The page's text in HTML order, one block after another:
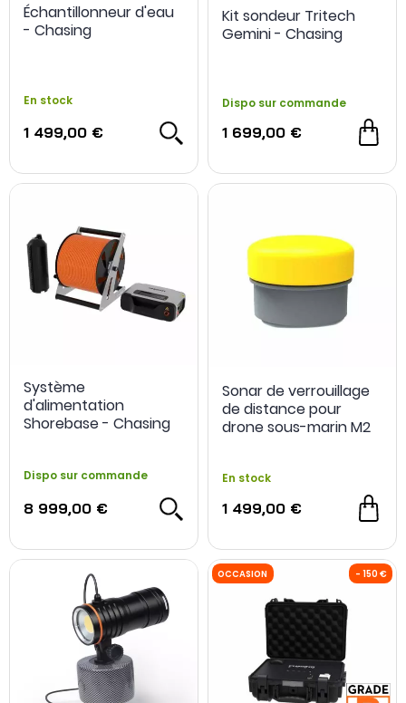
Échantillonneur d'eau
- Chasing
En stock
1 499,00 €
Kit sondeur Tritech
Gemini - Chasing
Dispo sur commande
1 699,00 €
Système
d'alimentation
Shorebase - Chasing
Dispo sur commande
8 999,00 €
Sonar de verrouillage
de distance pour
drone sous-marin M2
En stock
1 499,00 €